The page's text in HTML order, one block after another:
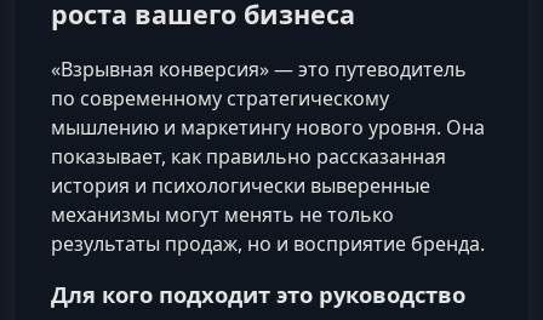
роста вашего бизнеса
«Взрывная конверсия» — это путеводитель
по современному стратегическому
мышлению и маркетингу нового уровня. Она
показывает, как правильно рассказанная
история и психологически выверенные
механизмы могут менять не только
результаты продаж, но и восприятие бренда.
Для кого подходит это руководство